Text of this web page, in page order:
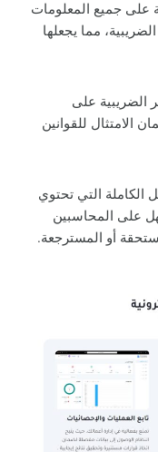
على جميع المعلومات
مما يجعلها
الضريبية على
الامتثال للقوانين
الكاملة التي تحتوي
على المحاسبين
أو المسترجعة.